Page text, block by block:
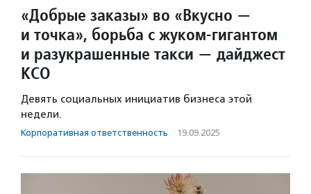
«Добрые заказы» во «Вкусно —
и точка», борьба с жуком-гигантом
и разукрашенные такси — дайджест
КСО
Девять социальных инициатив бизнеса этой
недели.
Корпоративная ответственность · 19.09.2025